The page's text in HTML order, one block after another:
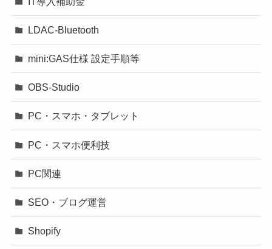
LDAC-Bluetooth
mini:GAS仕様 設定手順等
OBS-Studio
PC・スマホ・タブレット
PC・スマホ便利技
PC関連
SEO・ブログ運営
Shopify